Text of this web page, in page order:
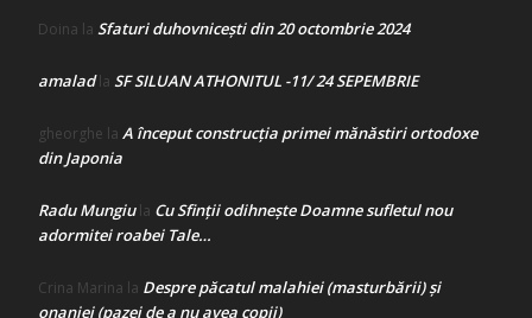
Doina la Sfaturi duhovnicești din 20 octombrie 2024
amaladla SF SILUAN ATHONITUL -11/ 24 SEPEMBRIE
gheorghe la A început construcţia primei mănăstiri ortodoxe
din Japonia
Radu Mungiula Cu Sfinții odihnește Doamne sufletul nou
adormitei roabei Tale…
Crina Marina la Despre păcatul malahiei (masturbării) şi
onaniei (pazei de a nu avea copii)